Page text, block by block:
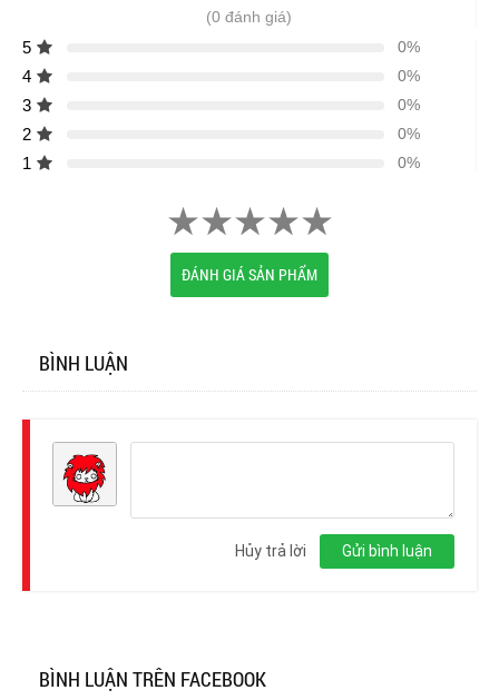
(0 đánh giá)
5 0%
4 0%
3 0%
2 0%
1 0%
ĐÁNH GIÁ SẢN PHẨM
BÌNH LUẬN
Gửi bình luận
Hủy trả lời
BÌNH LUẬN TRÊN FACEBOOK